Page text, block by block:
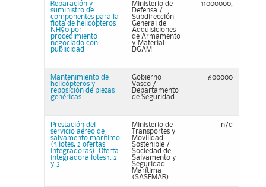
Reparación y
suministro de
componentes para la
flota de helicópteros
NH90 por
procedimiento
negociado con
publicidad
Ministerio de
Defensa /
Subdirección
General de
Adquisiciones
de Armamento
y Material
DGAM
11000000,
Mantenimiento de
helicópteros y
reposición de piezas
genéricas
Gobierno
Vasco /
Departamento
de Seguridad
600000
Prestación del
servicio aéreo de
salvamento marítimo
(3 lotes, 2 ofertas
integradoras). Oferta
integradora lotes 1, 2
y 3...
Ministerio de
Transportes y
Movilidad
Sostenible /
Sociedad de
Salvamento y
Seguridad
Marítima
(SASEMAR)
n/d